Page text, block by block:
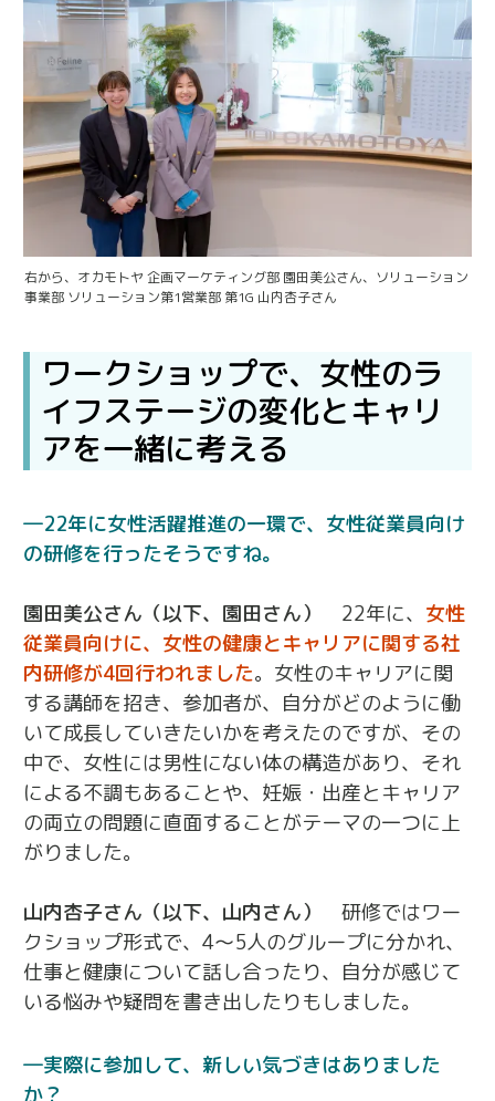
右から、オカモトヤ 企画マーケティング部 園田美公さん、ソリューション
事業部 ソリューション第1営業部 第1G 山内杏子さん
ワークショップで、女性のラ
イフステージの変化とキャリ
アを一緒に考える
22年に女性活躍推進の一環で、女性従業員向け
の研修を行ったそうですね。
園田美公さん（以下、園田さん） 22年に、 女性
従業員向けに、女性の健康とキャリアに関する社
内研修が4回行われました。女性のキャリアに関
する講師を招き、参加者が、自分がどのように働
いて成長していきたいかを考えたのですが、その
中で、女性には男性にない体の構造があり、それ
による不調もあることや、妊娠・出産とキャリア
の両立の問題に直面することがテーマの一つに上
がりました。
山内杏子さん（以下、山内さん）
研修ではワー
クショップ形式で、4～5人のグループに分かれ、
仕事と健康について話し合ったり、自分が感じて
いる悩みや疑問を書き出したりもしました。
実際に参加して、新しい気づきはありました
か？